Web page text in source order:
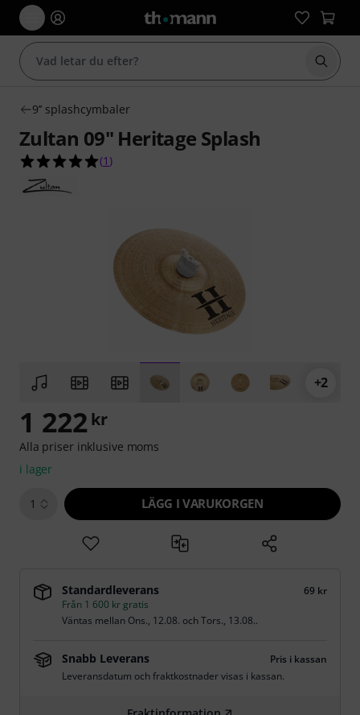
Börja
9’’ splashcymbaler
Zultan 09" Heritage Splash
5.0 av 5 stjärnor från 1 kundbetyg
(1 )
+2
1 222 kr
Alla priser inklusive moms
i lager
1 LÄGG I VARUKORGEN
Standardleverans
69 kr
Från 1 600 kr gratis
Väntas mellan Ons., 12.08. ochTors., 13.08..
Snabb Leverans
Pris i kassan
Leveransdatum och fraktkostnader visas i kassan.